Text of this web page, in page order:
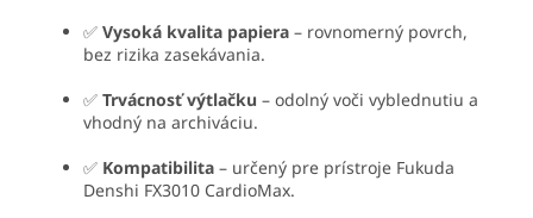
✅ Vysoká kvalita papiera – rovnomerný povrch,
bez rizika zasekávania.
✅ Trvácnosť výtlačku – odolný voči vyblednutiu a
vhodný na archiváciu.
✅ Kompatibilita – určený pre prístroje Fukuda
Denshi FX3010 CardioMax.